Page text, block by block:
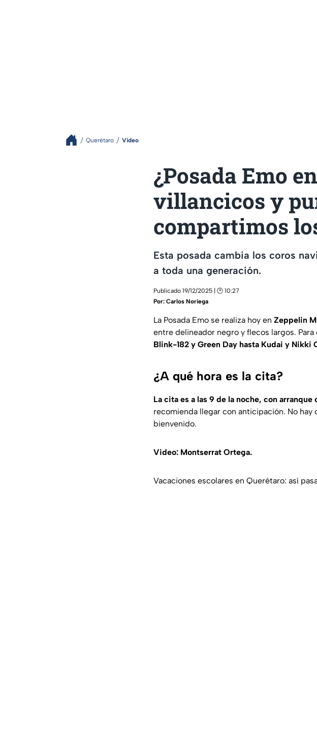
Querétaro Video
¿Posada Emo
villancicos y
compartimos
Esta posada cambia los coros
a toda una generación.
Publicado 19/12/2025 | 🕑 10:27
Por: Carlos Noriega
La Posada Emo se realiza hoy en Zeppelin
entre delineador negro y flecos largos.
Blink-182 y Green Day hasta Kudai y Nikki
¿A qué hora es la cita?
La cita es a las 9 de la noche, con
recomienda llegar con anticipación. No
bienvenido.
Video: Montserrat Ortega.
Vacaciones escolares en Querétaro: así